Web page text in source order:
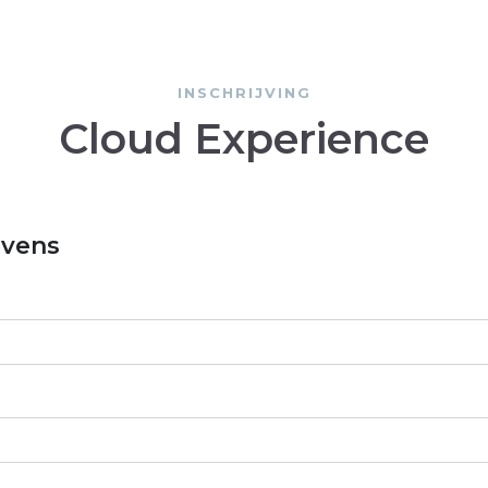
INSCHRIJVING
Cloud Experience